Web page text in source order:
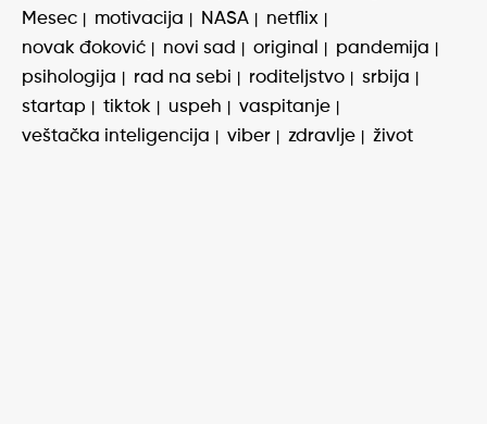
Mesec
motivacija NASA
netflix
novak đoković
novi sad original
pandemija
psihologija
rad na sebi roditeljstvo
srbija
startap
tiktok uspeh
vaspitanje
veštačka inteligencija
viber zdravlje život